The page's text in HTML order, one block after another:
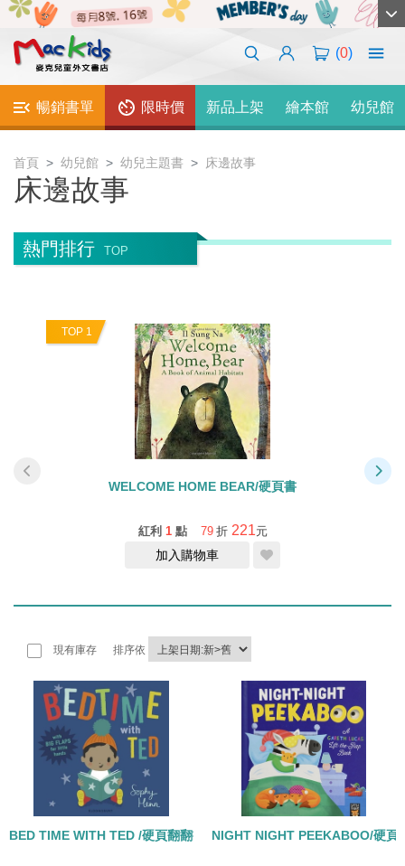
(0)
暢銷書單 限時價 新品上架 繪本館 幼兒館
首頁 幼兒館 幼兒主題書 床邊故事
床邊故事
熱門排行 TOP
TOP 1
WELCOME HOME BEAR/硬頁書
紅利 1 點 79 折 221元
加入購物車
現有庫存 排序依
BED TIME WITH TED /硬頁翻翻書 NIGHT NIGHT PEEKABOO/硬頁